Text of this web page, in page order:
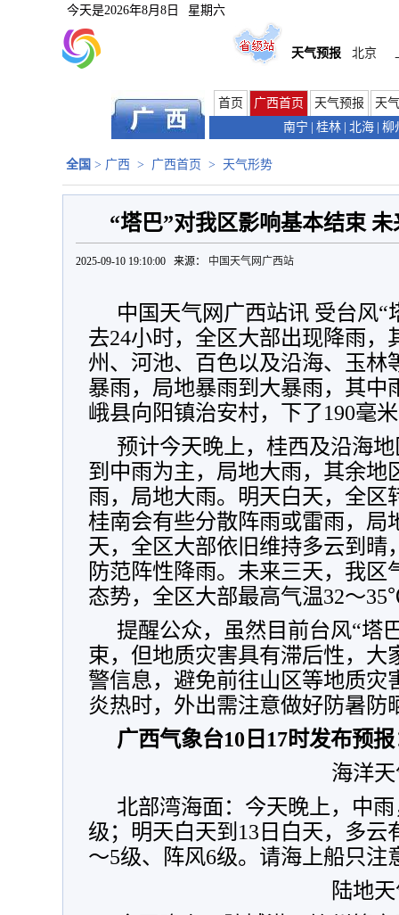
今天是2026年8月8日 星期六
天气预报 北京
首页 广西首页 天气预报
天
南宁
桂林 北海 柳
全国 > 广西 > 广西首页 > 天气形势
“塔巴”对我区影响基本结束
2025-09-10 19:10:00 来源： 中国天气网广西站
中国天气网广西站讯 受台风“
去24小时，全区大部出现降雨，
州、河池、百色以及沿海、玉林
暴雨，局地暴雨到大暴雨，其中
峨县向阳镇治安村，下了190毫
预计今天晚上，桂西及沿海
到中雨为主，局地大雨，其余地
雨，局地大雨。明天白天，全区
桂南会有些分散阵雨或雷雨，局
天，全区大部依旧维持多云到晴
防范阵性降雨。未来三天，我区
态势，全区大部最高气温32～
提醒公众，虽然目前台风“塔
束，但地质灾害具有滞后性，大
警信息，避免前往山区等地质灾
炎热时，外出需注意做好防暑防
广西气象台10日17时发布预
海洋天
北部湾海面：今天晚上，中
级；明天白天到13日白天，多云
～5级、阵风6级。请海上船只注
陆地天